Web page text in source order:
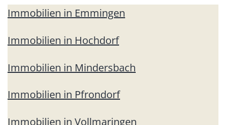
Immobilien in Emmingen
Immobilien in Hochdorf
Immobilien in Mindersbach
Immobilien in Pfrondorf
Immobilien in Vollmaringen